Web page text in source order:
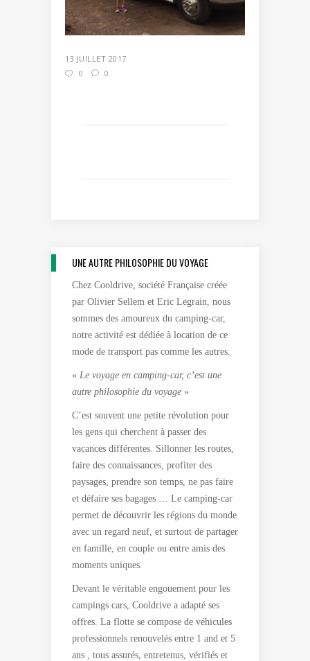
13 JUILLET 2017
0
0
UNE AUTRE PHILOSOPHIE DU VOYAGE
Chez Cooldrive, société Française créée
par Olivier Sellem et Eric Legrain, nous
sommes des amoureux du camping-car,
notre activité est dédiée à location de ce
mode de transport pas comme les autres.
« Le voyage en camping-car, c’est une
autre philosophie du voyage »
C’est souvent une petite révolution pour
les gens qui cherchent à passer des
vacances différentes. Sillonner les routes,
faire des connaissances, profiter des
paysages, prendre son temps, ne pas faire
et défaire ses bagages … Le camping-car
permet de découvrir les régions du monde
avec un regard neuf, et surtout de partager
en famille, en couple ou entre amis des
moments uniques.
Devant le véritable engouement pour les
campings cars, Cooldrive a adapté ses
offres. La flotte se compose de véhicules
professionnels renouvelés entre 1 and et 5
ans , tous assurés, entretenus, vérifiés et